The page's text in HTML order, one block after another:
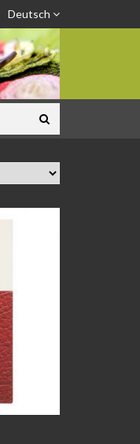
Deutsch